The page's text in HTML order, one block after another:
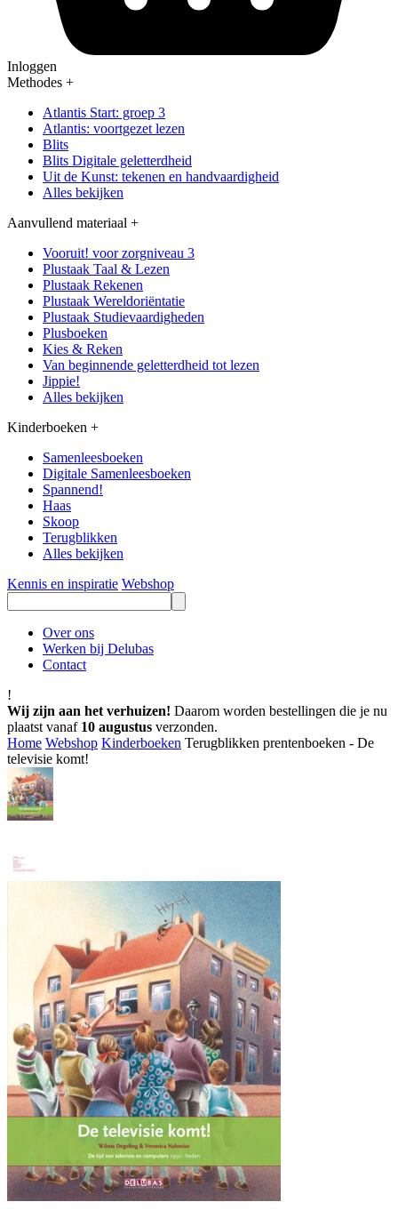
Inloggen
Methodes +
Atlantis Start: groep 3
Atlantis: voortgezet lezen
Blits
Blits Digitale geletterdheid
Uit de Kunst: tekenen en handvaardigheid
Alles bekijken
Aanvullend materiaal +
Vooruit! voor zorgniveau 3
Plustaak Taal & Lezen
Plustaak Rekenen
Plustaak Wereldoriëntatie
Plustaak Studievaardigheden
Plusboeken
Kies & Reken
Van beginnende geletterdheid tot lezen
Jippie!
Alles bekijken
Kinderboeken +
Samenleesboeken
Digitale Samenleesboeken
Spannend!
Haas
Skoop
Terugblikken
Alles bekijken
Kennis en inspiratie Webshop
Over ons
Werken bij Delubas
Contact
!
Wij zijn aan het verhuizen! Daarom worden bestellingen die je nu
plaatst vanaf 10 augustus verzonden.
Home Webshop Kinderboeken Terugblikken prentenboeken - De
televisie komt!